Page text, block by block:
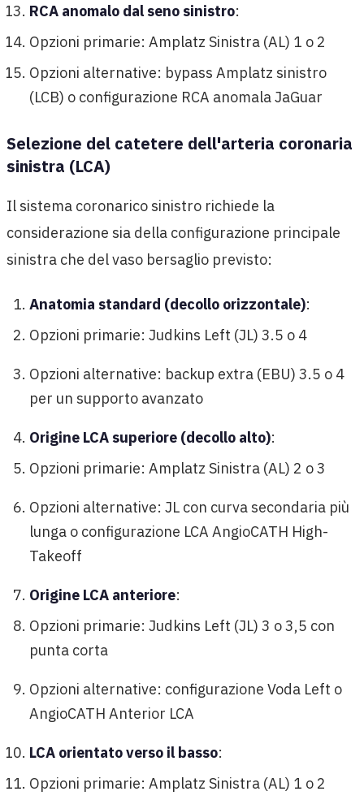
RCA anomalo dal seno sinistro:
Opzioni primarie: Amplatz Sinistra (AL) 1 o 2
Opzioni alternative: bypass Amplatz sinistro
(LCB) o configurazione RCA anomala JaGuar
Selezione del catetere dell'arteria coronaria
sinistra (LCA)
Il sistema coronarico sinistro richiede la
considerazione sia della configurazione principale
sinistra che del vaso bersaglio previsto:
Anatomia standard (decollo orizzontale):
Opzioni primarie: Judkins Left (JL) 3.5 o 4
Opzioni alternative: backup extra (EBU) 3.5 o 4
per un supporto avanzato
Origine LCA superiore (decollo alto):
Opzioni primarie: Amplatz Sinistra (AL) 2 o 3
Opzioni alternative: JL con curva secondaria più
lunga o configurazione LCA AngioCATH High-
Takeoff
Origine LCA anteriore:
Opzioni primarie: Judkins Left (JL) 3 o 3,5 con
punta corta
Opzioni alternative: configurazione Voda Left o
AngioCATH Anterior LCA
LCA orientato verso il basso:
Opzioni primarie: Amplatz Sinistra (AL) 1 o 2